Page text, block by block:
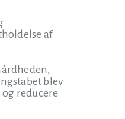
af
blev
reducere